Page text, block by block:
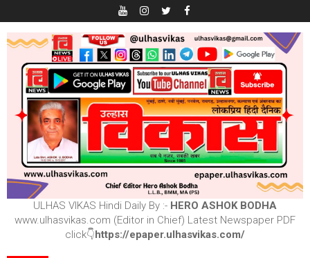
ULHAS VIKAS Hindi Daily By :- HERO ASHOK BODHA
www.ulhasvikas.com (Editor in Chief) Latest Newspaper PDF
click👇https://epaper.ulhasvikas.com/